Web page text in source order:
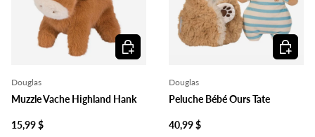
Douglas
Muzzle Vache Highland Hank
15,99 $
Ajouter au panier
Douglas
Peluche Bébé Ours Tate
40,99 $
Ajouter